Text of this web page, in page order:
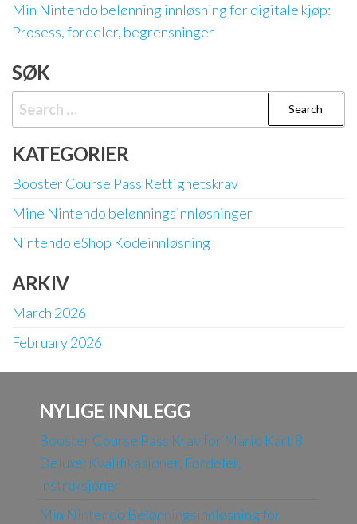
Min Nintendo belønning innløsning for digitale kjøp:
Prosess, fordeler, begrensninger
SØK
Search
for:
KATEGORIER
Booster Course Pass Rettighetskrav
Mine Nintendo belønningsinnløsninger
Nintendo eShop Kodeinnløsning
ARKIV
March 2026
February 2026
NYLIGE INNLEGG
Booster Course Pass Krav for Mario Kart 8
Deluxe: Kvalifikasjoner, Fordeler,
Instruksjoner
Min Nintendo Belønningsinnløsning for